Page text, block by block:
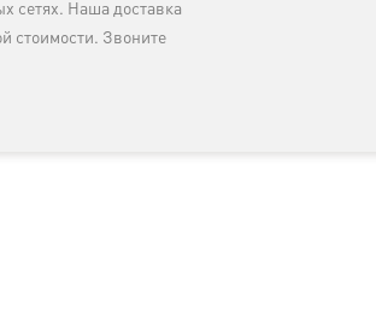
сетях. Наша доставка
стоимости. Звоните